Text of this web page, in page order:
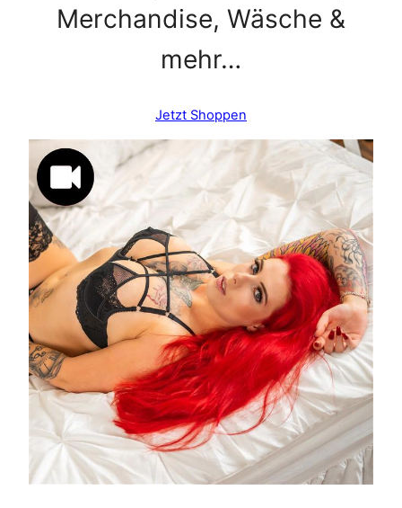
Merchandise, Wäsche &
mehr…
Jetzt Shoppen